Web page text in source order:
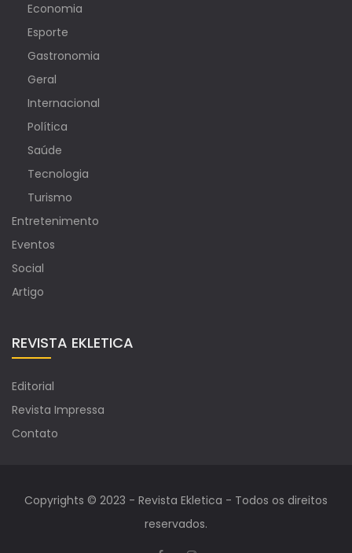
Economia
Esporte
Gastronomia
Geral
Internacional
Política
Saúde
Tecnologia
Turismo
Entretenimento
Eventos
Social
Artigo
REVISTA EKLETICA
Editorial
Revista Impressa
Contato
Copyrights © 2023 - Revista Ekletica - Todos os direitos
reservados.